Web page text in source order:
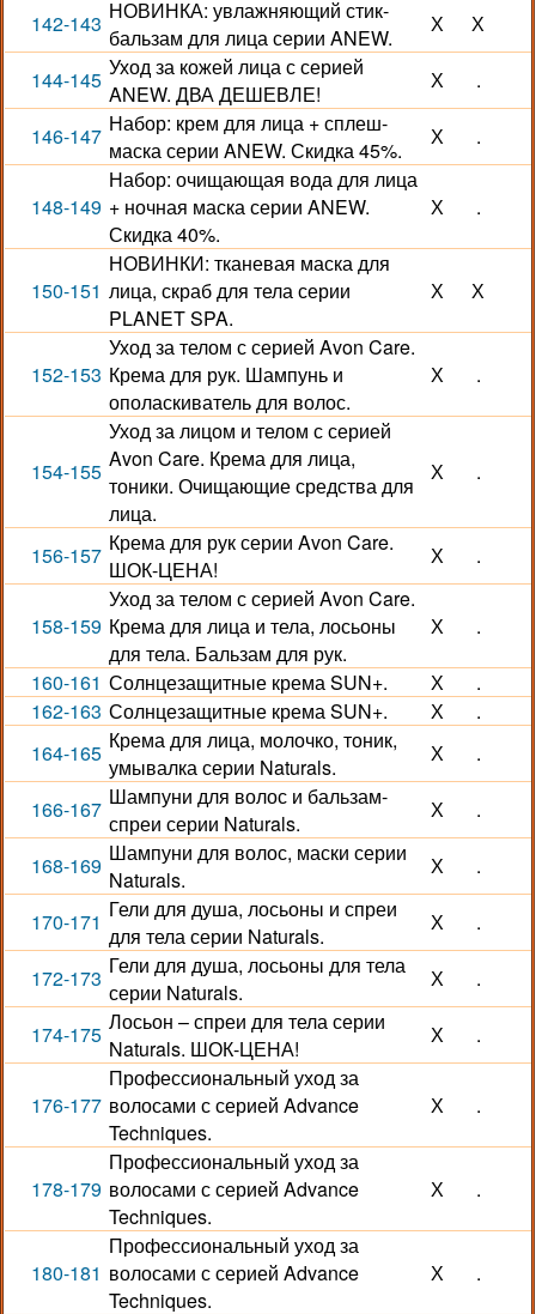
142-143 НОВИНКА: увлажняющий стик-
бальзам для лица серии ANEW.
Х Х
144-145 Уход за кожей лица с серией
ANEW. ДВА ДЕШЕВЛЕ!
Х .
146-147 Набор: крем для лица + сплеш-
маска серии ANEW. Скидка 45%.
Х .
148-149
Набор: очищающая вода для лица
+ ночная маска серии ANEW.
Скидка 40%.
Х .
150-151
НОВИНКИ: тканевая маска для
лица, скраб для тела серии
PLANET SPA.
Х Х
152-153
Уход за телом с серией Avon Care.
Крема для рук. Шампунь и
ополаскиватель для волос.
Х .
154-155
Уход за лицом и телом с серией
Avon Care. Крема для лица,
тоники. Очищающие средства для
лица.
Х .
156-157 Крема для рук серии Avon Care.
ШОК-ЦЕНА!
Х .
158-159
Уход за телом с серией Avon Care.
Крема для лица и тела, лосьоны
для тела. Бальзам для рук.
Х .
160-161 Солнцезащитные крема SUN+. Х
.
162-163 Солнцезащитные крема SUN+. Х
.
164-165 Крема для лица, молочко, тоник,
умывалка серии Naturals.
Х .
166-167 Шампуни для волос и бальзам-
спреи серии Naturals.
Х .
168-169 Шампуни для волос, маски серии
Naturals.
Х .
170-171 Гели для душа, лосьоны и спреи
для тела серии Naturals.
Х .
172-173 Гели для душа, лосьоны для тела
серии Naturals.
Х .
174-175 Лосьон – спреи для тела серии
Naturals. ШОК-ЦЕНА!
Х .
176-177
Профессиональный уход за
волосами с серией Advance
Techniques.
Х .
178-179
Профессиональный уход за
волосами с серией Advance
Techniques.
Х .
180-181
Профессиональный уход за
волосами с серией Advance
Techniques.
Х .